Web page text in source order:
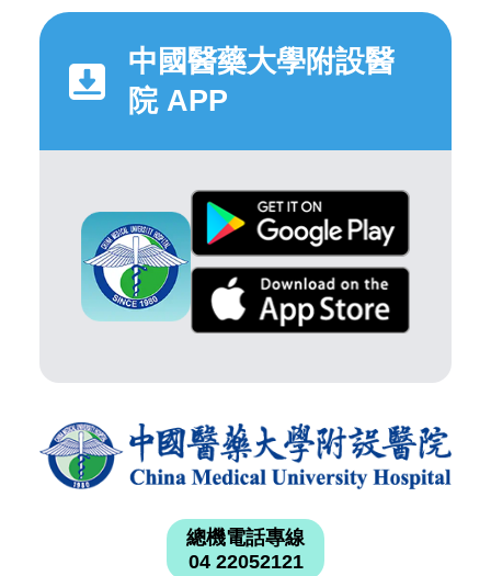
中國醫藥大學附設醫
院 APP
總機電話專線
04 22052121